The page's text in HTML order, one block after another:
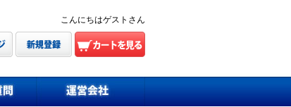
こんにちはゲストさん